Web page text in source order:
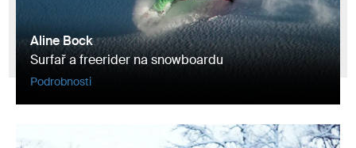
Aline Bock
Surfař a freerider na snowboardu
Podrobnosti